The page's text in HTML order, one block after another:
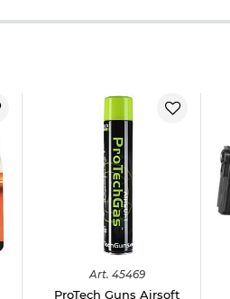
Art. 45469
ProTech Guns Airsoft